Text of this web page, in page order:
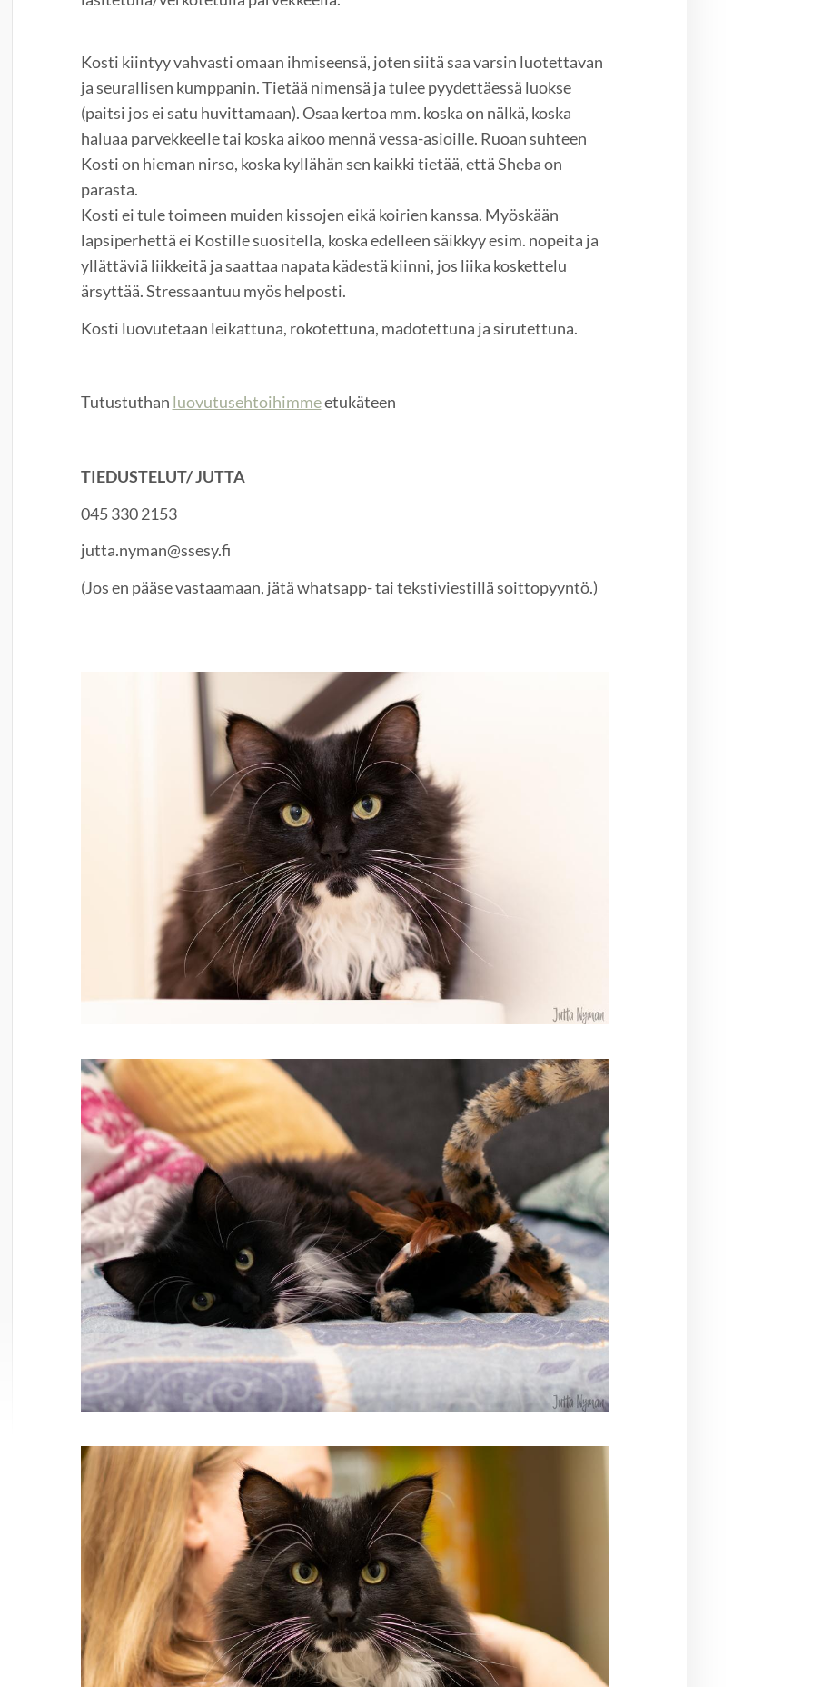
Kosti kiintyy vahvasti omaan ihmiseensä, joten siitä saa varsin luotettavan
ja seurallisen kumppanin. Tietää nimensä ja tulee pyydettäessä luokse
(paitsi jos ei satu huvittamaan). Osaa kertoa mm. koska on nälkä, koska
haluaa parvekkeelle tai koska aikoo mennä vessa-asioille. Ruoan suhteen
Kosti on hieman nirso, koska kyllähän sen kaikki tietää, että Sheba on
parasta.
Kosti ei tule toimeen muiden kissojen eikä koirien kanssa. Myöskään
lapsiperhettä ei Kostille suositella, koska edelleen säikkyy esim. nopeita ja
yllättäviä liikkeitä ja saattaa napata kädestä kiinni, jos liika koskettelu
ärsyttää. Stressaantuu myös helposti.
Kosti luovutetaan leikattuna, rokotettuna, madotettuna ja sirutettuna.
Tutustuthan luovutusehtoihimmeetukäteen
TIEDUSTELUT/ JUTTA
045 330 2153
jutta.nyman@ssesy.fi
(Jos en pääse vastaamaan, jätä whatsapp- tai tekstiviestillä soittopyyntö.)